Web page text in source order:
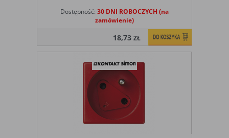
Dostępność: 30 DNI ROBOCZYCH (na
zamówienie)
18,73ZŁ